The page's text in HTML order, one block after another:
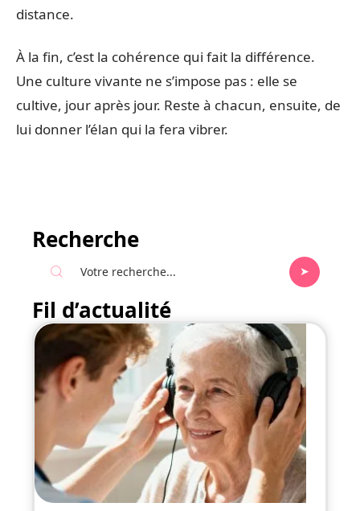
distance.
À la fin, c’est la cohérence qui fait la différence.
Une culture vivante ne s’impose pas : elle se
cultive, jour après jour. Reste à chacun, ensuite, de
lui donner l’élan qui la fera vibrer.
Recherche
Fil d’actualité